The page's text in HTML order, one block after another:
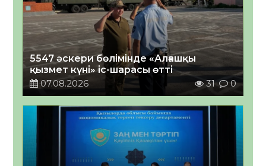
5547 әскери бөлімінде «Алғашқы
қызмет күні» іс-шарасы өтті
07.08.2026
31 0